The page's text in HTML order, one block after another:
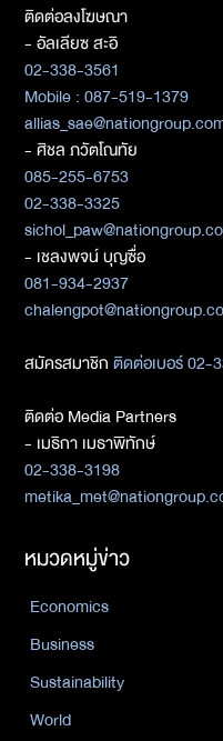
ติดต่อลงโฆษณา
- อัลเลียซ สะอิ
02-338-3561
Mobile : 087-519-1379
- ศิชล ภวัตโณทัย
085-255-6753
02-338-3325
- เชลงพจน์ บุญซื่อ
081-934-2937
สมัครสมาชิกติดต่อเบอร์ 02-
ติดต่อ Media Partners
- เมธิกา เมธาพิทักษ์
02-338-3198
หมวดหมู่ข่าว
Economics
Business
Sustainability
World